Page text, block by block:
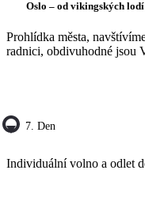
Oslo – od vikingských
Prohlídka města,
radnici, obdivuhodné jsou
7. Den
Individuální volno a odlet